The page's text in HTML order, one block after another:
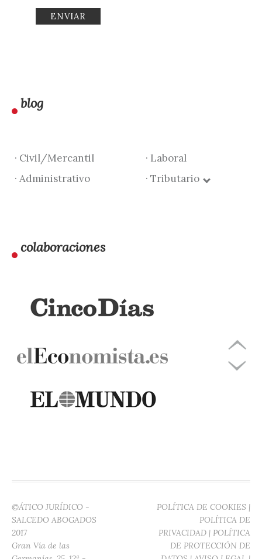
blog
· Civil/Mercantil
· Laboral
· Administrativo
· Tributario
colaboraciones
©ÁTICO JURÍDICO -
SALCEDO ABOGADOS
2017
Gran Vía de las
POLÍTICA DE COOKIES |
POLÍTICA DE
PRIVACIDAD | POLÍTICA
DE PROTECCIÓN DE